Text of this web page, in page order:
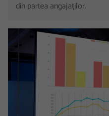
din partea angajaților.